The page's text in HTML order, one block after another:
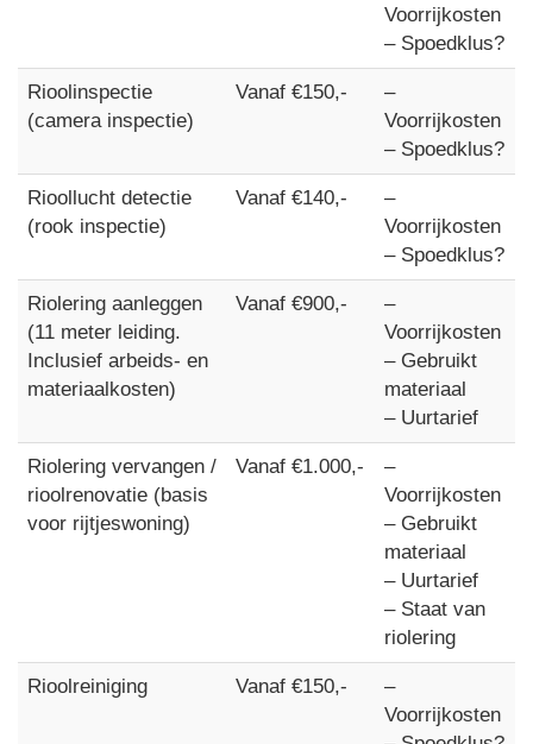
Voorrijkosten
– Spoedklus?
Rioolinspectie
(camera inspectie)
Vanaf €150,-
–
Voorrijkosten
– Spoedklus?
Rioollucht detectie
(rook inspectie)
Vanaf €140,-
–
Voorrijkosten
– Spoedklus?
Riolering aanleggen
(11 meter leiding.
Inclusief arbeids- en
materiaalkosten)
Vanaf €900,-
–
Voorrijkosten
– Gebruikt
materiaal
– Uurtarief
Riolering vervangen /
rioolrenovatie (basis
voor rijtjeswoning)
Vanaf €1.000,-
–
Voorrijkosten
– Gebruikt
materiaal
– Uurtarief
– Staat van
riolering
Rioolreiniging Vanaf €150,-
–
Voorrijkosten